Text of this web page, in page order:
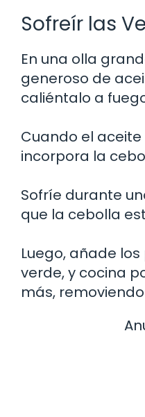
Sofreír las
En una olla
generoso de
caliéntalo a
Cuando el
incorpora la
Sofríe durante
que la cebolla
Luego, añade
verde, y cocina
más,